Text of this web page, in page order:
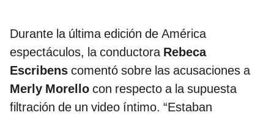
Durante la última edición de América
espectáculos, la conductora Rebeca
Escribens comentó sobre las acusaciones a
Merly Morello con respecto a la supuesta
filtración de un video íntimo. “Estaban